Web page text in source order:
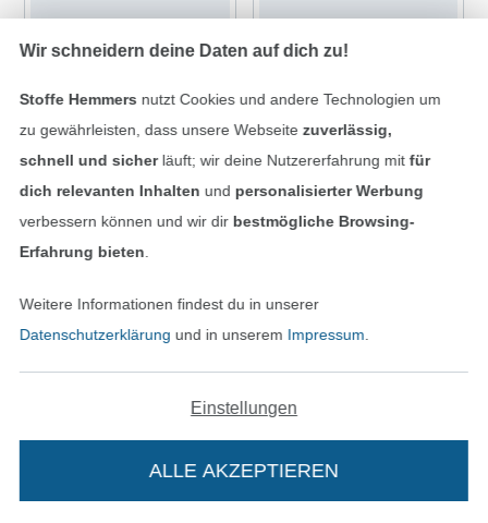
Stickdatei Fadenstark Kuscheltier Pferd
6,50 € / Stk 4,00 € / Stk
DIGITAL
5,50 € / Stk
Wir schneidern deine Daten auf dich zu!
Stoffe Hemmers nutzt Cookies und andere Technologien um
zu gewährleisten, dass unsere Webseite zuverlässig,
schnell und sicherläuft; wir deine Nutzererfahrung mitfür
dich relevanten Inhalten und personalisierter Werbung
verbessern können und wir dir bestmögliche Browsing-
Erfahrung bieten
Weitere Informationen findest du in unserer
Datenschutzerklärung und in unserem Impressum
Einstellungen
ALLE AKZEPTIEREN